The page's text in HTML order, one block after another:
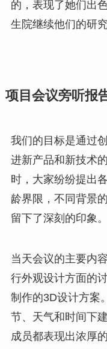
的，表现了她们出
生院继续他们的研究
项目会议旁听报
我们的目标是通过
进新产品和新技术
时，大家纷纷提出
龄界限，不同背景
留下了深刻的印象。
当天会议的主要内
行外观设计方面的
制作的3D设计方案
节、天气和时间下
成员都表现出浓厚